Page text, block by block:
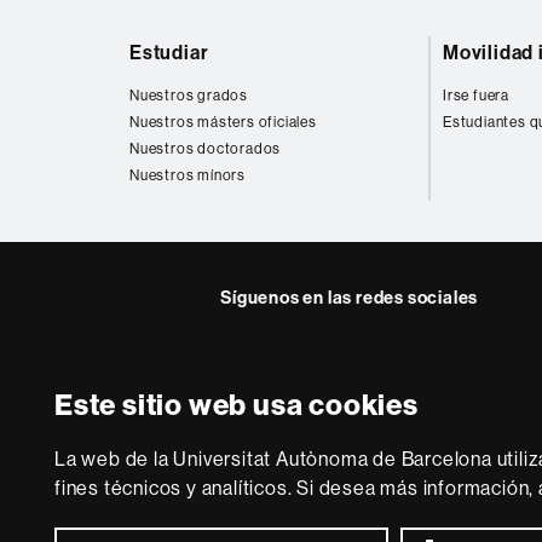
Este sitio web usa cookies
La web de la Universitat Autònoma de Barcelona
fines técnicos y analíticos. Si desea más información,
Estudiar
Nuestros grados
Nuestros másters oficiales
Nuestros doctorados
Nuestros mínors
Movilidad
Irse fuera
Estudiantes
Síguenos en las redes sociales
FFLFFLFFL
Sobre
esta
web
Aviso legal